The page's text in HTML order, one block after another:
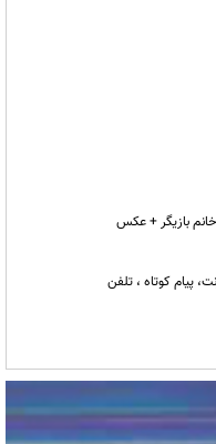
بازیگر + عکس
پیام کوتاه ، تلفن